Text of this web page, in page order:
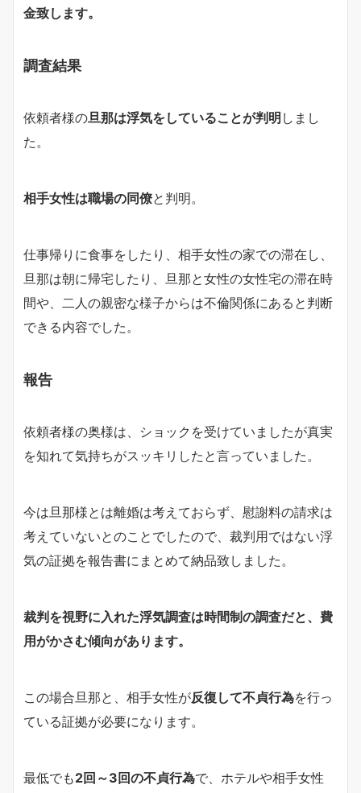
金致します。
調査結果
依頼者様の旦那は浮気をしていることが判明 しまし
た。
相手女性は職場の同僚と判明。
仕事帰りに食事をしたり、相手女性の家での滞在し、
旦那は朝に帰宅したり、旦那と女性の女性宅の滞在時
間や、二人の親密な様子からは不倫関係にあると判断
できる内容でした。
報告
依頼者様の奥様は、ショックを受けていましたが真実
を知れて気持ちがスッキリしたと言っていました。
今は旦那様とは離婚は考えておらず、慰謝料の請求は
考えていないとのことでしたので、裁判用ではない浮
気の証拠を報告書にまとめて納品致しました。
裁判を視野に入れた浮気調査は時間制の調査だと、費
用がかさむ傾向があります。
この場合旦那と、相手女性が反復して不貞行為を行っ
ている証拠が必要になります。
最低でも2回～3回の不貞行為で、ホテルや相手女性